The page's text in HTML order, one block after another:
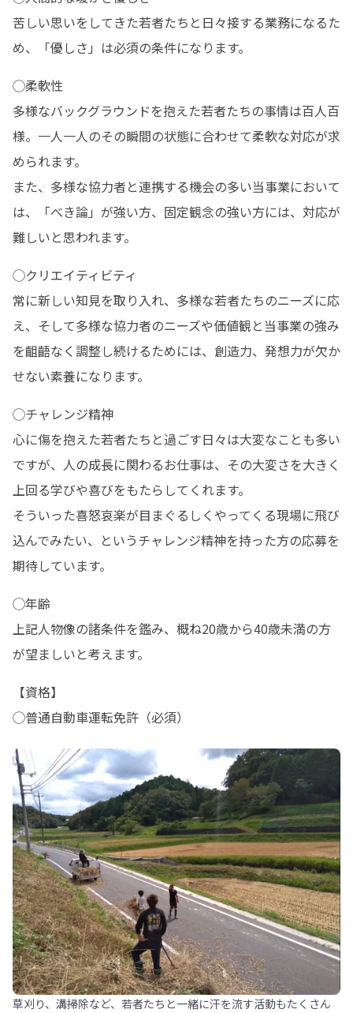
苦しい思いをしてきた若者たちと日々接する業務になるた
め、「優しさ」は必須の条件になります。
◯柔軟性
多様なバックグラウンドを抱えた若者たちの事情は百人百
様。一人一人のその瞬間の状態に合わせて柔軟な対応が求
められます。
また、多様な協力者と連携する機会の多い当事業において
は、「べき論」が強い方、固定観念の強い方には、対応が
難しいと思われます。
◯クリエイティビティ
常に新しい知見を取り入れ、多様な若者たちのニーズに応
え、そして多様な協力者のニーズや価値観と当事業の強み
を齟齬なく調整し続けるためには、創造力、発想力が欠か
せない素養になります。
◯チャレンジ精神
心に傷を抱えた若者たちと過ごす日々は大変なことも多い
ですが、人の成長に関わるお仕事は、その大変さを大きく
上回る学びや喜びをもたらしてくれます。
そういった喜怒哀楽が目まぐるしくやってくる現場に飛び
込んでみたい、というチャレンジ精神を持った方の応募を
期待しています。
◯年齢
上記人物像の諸条件を鑑み、概ね20歳から40歳未満の方
が望ましいと考えます。
【資格】
◯普通自動車運転免許（必須）
草刈り、溝掃除など、若者たちと一緒に汗を流す活動もたくさん